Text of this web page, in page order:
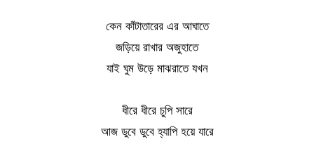
কেন কাঁটাতারের এর আঘাতে
জড়িয়ে রাখার অজুহাতে
যাই ঘুম উড়ে মাঝরাতে যখন
ধীরে ধীরে চুপি সারে
আজ ডুবে ডুবে হ্যাপি হয়ে যারে